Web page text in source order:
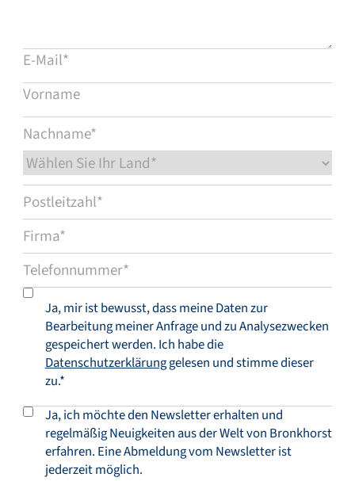
Kontakt aufnehmen
Ja, mir ist bewusst, dass meine Daten zur
Bearbeitung meiner Anfrage und zu Analysezwecken
gespeichert werden. Ich habe die
Datenschutzerklärunggelesen und stimme dieser
zu.*
Ja, ich möchte den Newsletter erhalten und
regelmäßig Neuigkeiten aus der Welt von Bronkhorst
erfahren. Eine Abmeldung vom Newsletter ist
jederzeit möglich.